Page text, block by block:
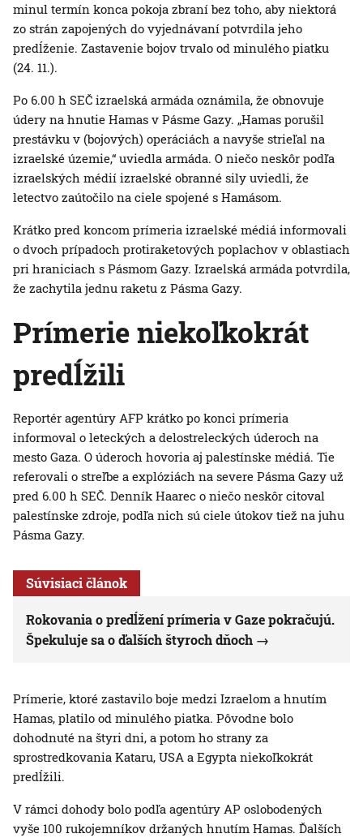
minul termín konca pokoja zbraní bez toho, aby niektorá
zo strán zapojených do vyjednávaní potvrdila jeho
predĺženie. Zastavenie bojov trvalo od minulého piatku
(24. 11.).
Po 6.00 h SEČ izraelská armáda oznámila, že obnovuje
údery na hnutie Hamas v Pásme Gazy. „Hamas porušil
prestávku v (bojových) operáciách a navyše strieľal na
izraelské územie,“ uviedla armáda. O niečo neskôr podľa
izraelských médií izraelské obranné sily uviedli, že
letectvo zaútočilo na ciele spojené s Hamásom.
Krátko pred koncom prímeria izraelské médiá informovali
o dvoch prípadoch protiraketových poplachov v oblastiach
pri hraniciach s Pásmom Gazy. Izraelská armáda potvrdila,
že zachytila jednu raketu z Pásma Gazy.
Prímerie niekoľkokrát
predĺžili
Reportér agentúry AFP krátko po konci prímeria
informoval o leteckých a delostreleckých úderoch na
mesto Gaza. O úderoch hovoria aj palestínske médiá. Tie
referovali o streľbe a explóziách na severe Pásma Gazy už
pred 6.00 h SEČ. Denník Haarec o niečo neskôr citoval
palestínske zdroje, podľa nich sú ciele útokov tiež na juhu
Pásma Gazy.
Súvisiaci článok
Rokovania o predĺžení prímeria v Gaze pokračujú.
Špekuluje sa o ďalších štyroch dňoch
Prímerie, ktoré zastavilo boje medzi Izraelom a hnutím
Hamas, platilo od minulého piatka. Pôvodne bolo
dohodnuté na štyri dni, a potom ho strany za
sprostredkovania Kataru, USA a Egypta niekoľkokrát
predĺžili.
V rámci dohody bolo podľa agentúry AP oslobodených
vyše 100 rukojemníkov držaných hnutím Hamas. Ďalších